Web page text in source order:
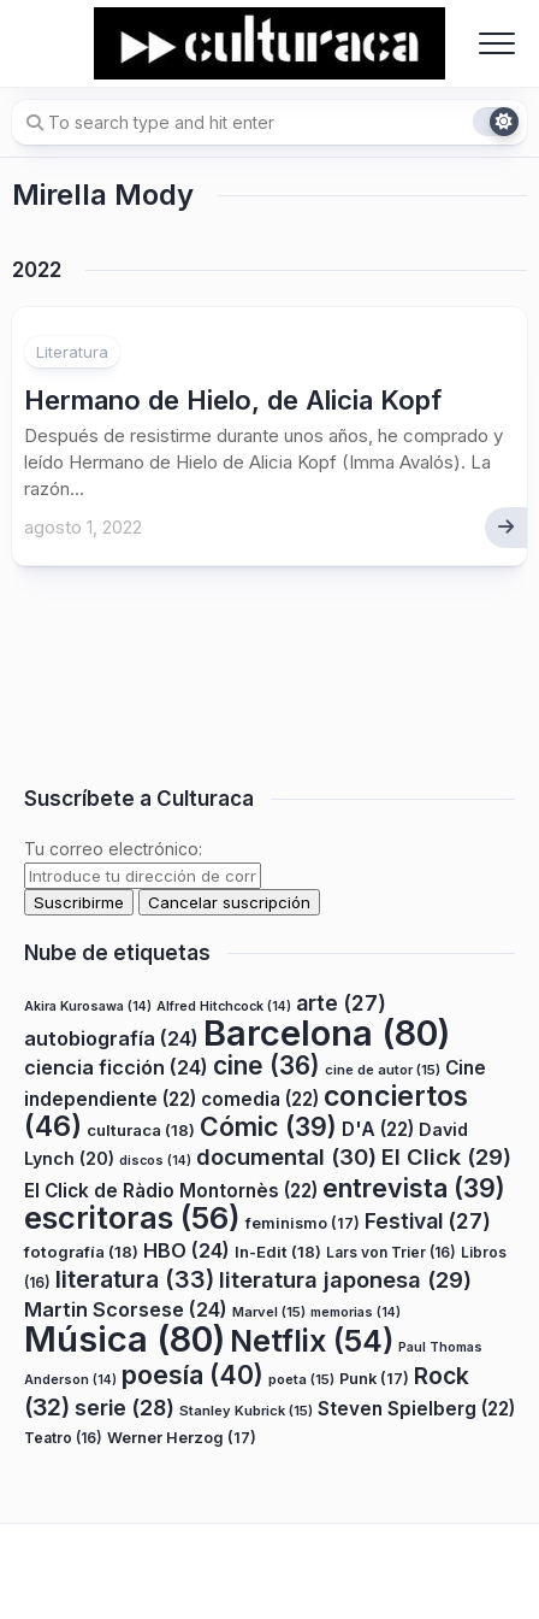
Mirella Mody
2022
Literatura
Hermano de Hielo, de Alicia Kopf
Después de resistirme durante unos años, he comprado y
leído Hermano de Hielo de Alicia Kopf (Imma Avalós). La
razón...
agosto 1, 2022
Suscríbete a Culturaca
Tu correo electrónico:
Nube de etiquetas
Akira Kurosawa (14) Alfred Hitchcock (14) arte (27)
autobiografía (24) Barcelona (80)
ciencia ficción (24) cine (36) cine de autor(15) Cine
independiente (22) comedia (22) conciertos
(46) culturaca (18) Cómic (39) D'A (22) David
Lynch (20) discos (14) documental (30) El Click (29)
El Click de Ràdio Montornès (22) entrevista (39)
escritoras (56) feminismo (17) Festival (27)
fotografía (18) HBO (24) In-Edit (18) Lars von Trier (16) Libros
(16) literatura (33) literatura japonesa (29)
Martin Scorsese (24) Marvel (15) memorias (14)
Música (80) Netflix (54) Paul Thomas
Anderson (14) poesía (40) poeta (15) Punk (17) Rock
(32) serie (28) Stanley Kubrick (15) Steven Spielberg (22)
Teatro (16) Werner Herzog (17)